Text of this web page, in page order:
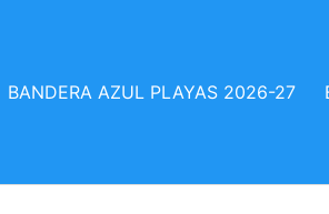
BANDERA AZUL PLAYAS 2026-27